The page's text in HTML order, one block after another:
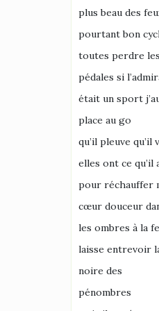
plus beau des
pourtant bon
toutes perdre les
pédales si
était un sport
place au go
qu’il pleuve qu’il
elles ont ce qu’il
pour réchauffer
cœur douceur
les ombres à la
laisse entrevoir
noire des
pénombres